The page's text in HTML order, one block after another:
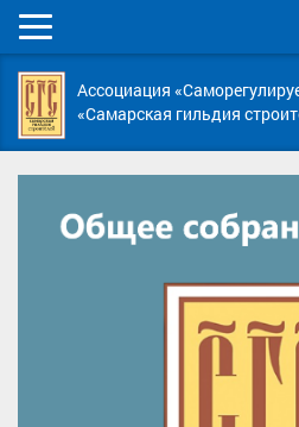
Мобильное
меню
Ассоциация
«Самарская гильдия